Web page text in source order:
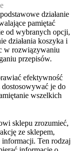
działanie
pamiętać
od wybranych opcji,
działania koszyka i
w rozwiązywaniu
przepisów.
efektywność
je do
wszelkich
sklepu zrozumieć,
ze sklepem,
Ten rodzaj